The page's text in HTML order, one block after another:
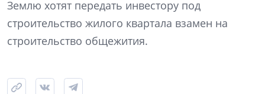
Землю хотят передать инвестору под
строительство жилого квартала взамен на
строительство общежития.